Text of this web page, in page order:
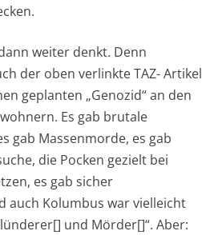
weiter denkt. Denn
der oben verlinkte TAZ- Artikel
geplanten „Genozid“ an den
Es gab brutale
gab Massenmorde, es gab
die Pocken gezielt bei
es gab sicher
auch Kolumbus war vielleicht
und Mörder[]“. Aber: